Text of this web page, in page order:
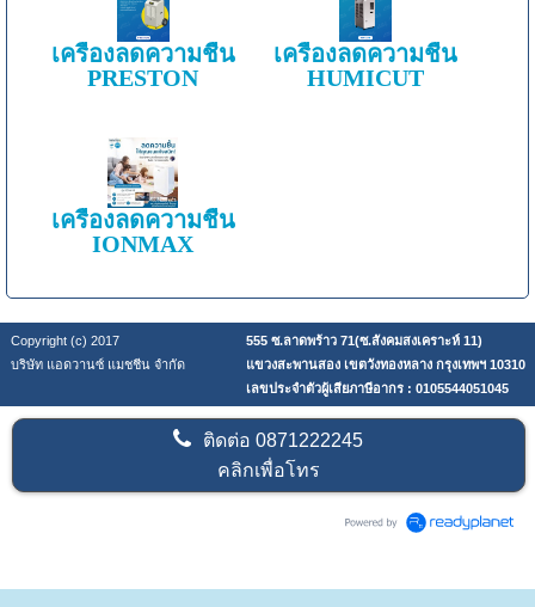
เครื่องลดความชื้น
PRESTON
เครื่องลดความชื้น
HUMICUT
เครื่องลดความชื้น
IONMAX
Copyright (c) 2017
555 ซ.ลาดพร้าว 71(ซ.สังคมสงเคราะห์ 11)
บริษัท แอดวานซ์ แมชชีน จำกัด
แขวงสะพานสอง เขตวังทองหลาง กรุงเทพฯ 10310
เลขประจำตัวผู้เสียภาษีอากร : 0105544051045
ติดต่อ0871222245
คลิกเพื่อโทร